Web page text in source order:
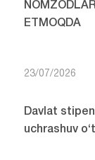
ETMOQDA
23/07/2026
Davlat
uchrashuv